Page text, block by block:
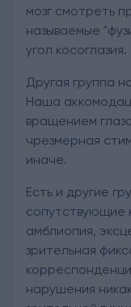
мозг смотреть
называемые
угол косоглазия.
Другая группа
Наша
вращением
чрезмерная
иначе.
Есть и другие
сопутствующие
амблиопия,
зрительная
нарушения